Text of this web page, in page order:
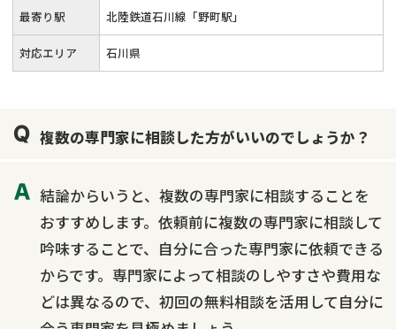
最寄り駅 北陸鉄道石川線「野町駅」
対応エリア 石川県
複数の専門家に相談した方がいいのでしょうか？
結論からいうと、複数の専門家に相談することを
おすすめします。依頼前に複数の専門家に相談して
吟味することで、自分に合った専門家に依頼できる
からです。専門家によって相談のしやすさや費用な
どは異なるので、初回の無料相談を活用して自分に